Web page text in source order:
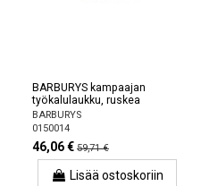
BARBURYS kampaajan
työkalulaukku, ruskea
BARBURYS
0150014
46,06 € 59,71 €
Lisää ostoskoriin